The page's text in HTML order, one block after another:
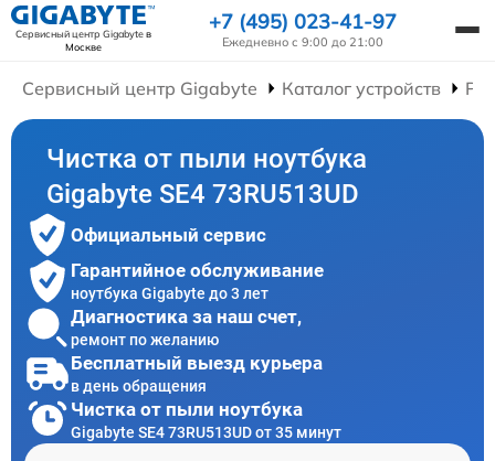
Сервисный центр Gigabyteв
Москве
+7 (495) 023-41-97
Ежедневно с 9:00 до 21:00
Сервисный центр Gigabyte Каталог устройств
Чистка от пыли ноутбука
Gigabyte SE4 73RU513UD
Официальный сервис
Гарантийное обслуживание
ноутбука Gigabyte до 3 лет
Диагностика за наш счет,
ремонт по желанию
Бесплатный выезд курьера
в день обращения
Чистка от пыли ноутбука
Gigabyte SE4 73RU513UD от 35 минут